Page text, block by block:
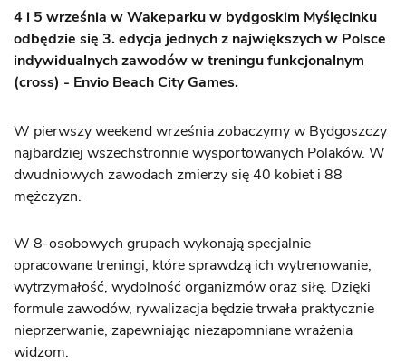
4 i 5 września w Wakeparku w bydgoskim Myślęcinku
odbędzie się 3. edycja jednych z największych w Polsce
indywidualnych zawodów w treningu funkcjonalnym
(cross) - Envio Beach City Games.
W pierwszy weekend września zobaczymy w Bydgoszczy
najbardziej wszechstronnie wysportowanych Polaków. W
dwudniowych zawodach zmierzy się 40 kobiet i 88
mężczyzn.
W 8-osobowych grupach wykonają specjalnie
opracowane treningi, które sprawdzą ich wytrenowanie,
wytrzymałość, wydolność organizmów oraz siłę. Dzięki
formule zawodów, rywalizacja będzie trwała praktycznie
nieprzerwanie, zapewniając niezapomniane wrażenia
widzom.